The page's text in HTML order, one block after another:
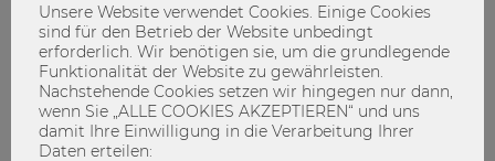
Unsere Website verwendet Cookies. Einige Cookies
sind für den Betrieb der Website unbedingt
erforderlich. Wir benötigen sie, um die grundlegende
Funktionalität der Website zu gewährleisten.
Nachstehende Cookies setzen wir hingegen nur dann,
wenn Sie „ALLE COOKIES AKZEPTIEREN“ und uns
damit Ihre Einwilligung in die Verarbeitung Ihrer
Daten erteilen: